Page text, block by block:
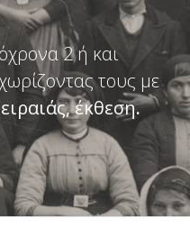
2 ή και
τους με
έκθεση.